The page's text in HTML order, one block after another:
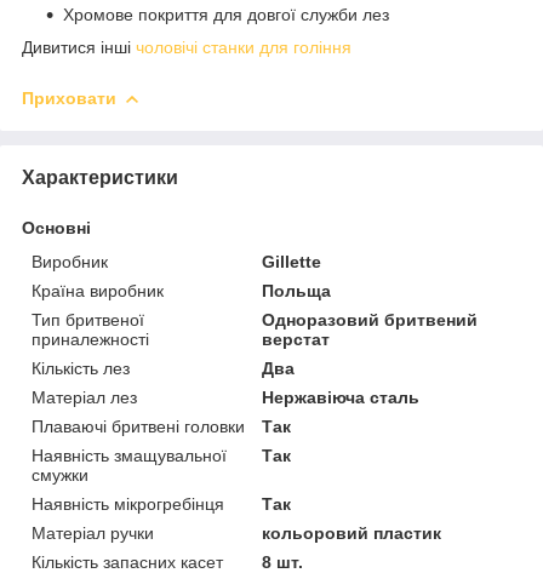
Хромове покриття для довгої служби лез
Дивитися інші чоловічі станки для гоління
Приховати
Характеристики
Основні
Виробник
Gillette
Країна виробник
Польща
Тип бритвеної
приналежності
Одноразовий бритвений
верстат
Кількість лез
Два
Матеріал лез
Нержавіюча сталь
Плаваючі бритвені головки
Так
Наявність змащувальної
смужки
Так
Наявність мікрогребінця
Так
Матеріал ручки
кольоровий пластик
Кількість запасних касет
8 шт.